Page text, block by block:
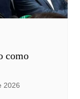
como
2026